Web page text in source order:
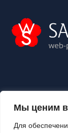
Мы ценим
Для